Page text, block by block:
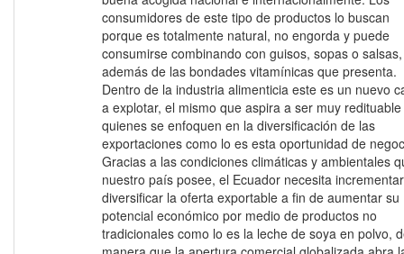
consumidores de este tipo de productos lo buscan
porque es totalmente natural, no engorda y puede
consumirse combinando con guisos, sopas o salsas,
además de las bondades vitamínicas que presenta.
Dentro de la industria alimenticia este es un nuevo
a explotar, el mismo que aspira a ser muy
quienes se enfoquen en la diversificación de las
exportaciones como lo es esta oportunidad de
Gracias a las condiciones climáticas y ambientales
nuestro país posee, el Ecuador necesita
diversificar la oferta exportable a fin de aumentar su
potencial económico por medio de productos no
tradicionales como lo es la leche de soya en polvo,